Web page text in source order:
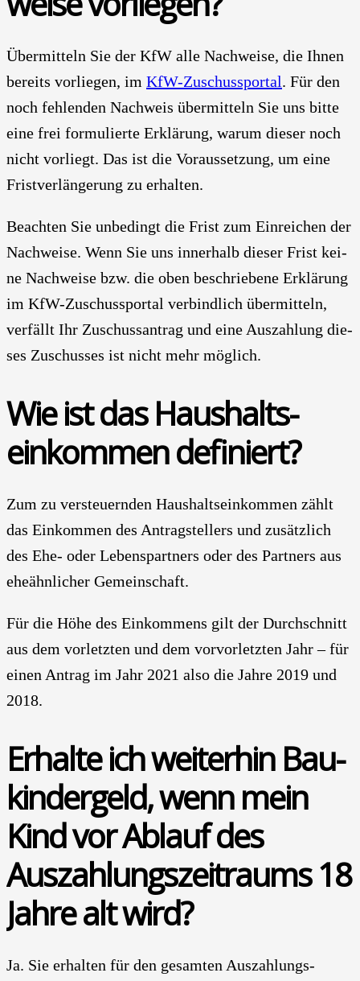
Über­mit­teln Sie der KfW alle Nach­wei­se, die Ihnen
bereits vor­lie­gen, im KfW-Zuschus­s­­por­tal. Für den
noch feh­len­den Nach­weis über­mitteln Sie uns bit­te
eine frei for­mu­lier­te Erklä­rung, war­um die­ser noch
nicht vor­liegt. Das ist die Vor­aus­set­zung, um eine
Frist­verlängerung zu erhal­ten.
Beach­ten Sie unbe­dingt die Frist zum Ein­rei­chen der
Nach­wei­se. Wenn Sie uns inner­halb die­ser Frist kei­
ne Nach­wei­se bzw. die oben beschrie­be­ne Erklä­rung
im KfW-Zuschus­s­­por­tal ver­bind­lich über­mit­teln,
ver­fällt Ihr Zuschuss­antrag und eine Aus­zah­lung die­
ses Zuschus­ses ist nicht mehr mög­lich.
Wie ist das Haushalts­
einkommen defi­niert?
Zum zu ver­steu­ern­den Haushalts­einkommen zählt
das Ein­kom­men des Antrag­stellers und zusätz­lich
des Ehe- oder Lebens­partners oder des Part­ners aus
ehe­ähnlicher Gemein­schaft.
Für die Höhe des Ein­kom­mens gilt der Durch­schnitt
aus dem vor­letz­ten und dem vorvor­letzten Jahr – für
einen Antrag im Jahr 2021 also die Jah­re 2019 und
2018.
Erhal­te ich wei­ter­hin Bau­
kin­der­geld, wenn mein
Kind vor Ablauf des
Auszahlungs­zeitraums 18
Jah­re alt wird?
Ja. Sie erhal­ten für den gesam­ten Auszahlungs­